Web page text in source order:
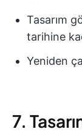
Tasarım
tarihine
Yeniden
7.